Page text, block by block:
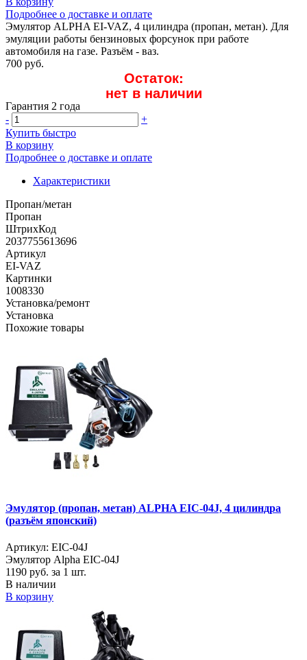
Подробнее о доставке и оплате
Эмулятор ALPHA EI-VAZ, 4 цилиндра (пропан, метан). Для
эмуляции работы бензиновых форсунок при работе
автомобиля на газе. Разъём - ваз.
700 руб.
Остаток:
нет в наличии
Гарантия 2 года
-
+
Купить быстро
В корзину
Подробнее о доставке и оплате
Характеристики
Пропан/метан
Пропан
ШтрихКод
2037755613696
Артикул
EI-VAZ
Картинки
1008330
Установка/ремонт
Установка
Похожие товары
Эмулятор (пропан, метан) ALPHA EIC-04J, 4 цилиндра
(разъём японский)
Артикул: EIC-04J
Эмулятор Alpha EIC-04J
1190 руб. за 1 шт.
В наличии
В корзину